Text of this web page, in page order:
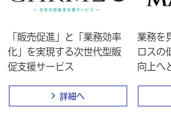
「販売促進」と「業務効率
化」を実現する次世代型販
促支援サービス
詳細へ
業務を
ロスの
向上へ